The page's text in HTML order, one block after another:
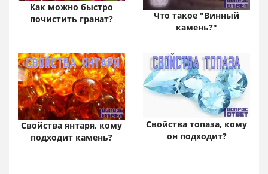
Как можно быстро
почистить гранат?
Что такое "Винный
камень?"
Свойства янтаря, кому
подходит камень?
Свойства топаза, кому
он подходит?